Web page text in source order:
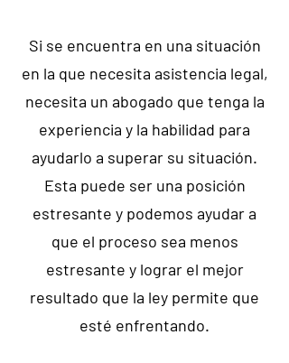
Si se encuentra en una situación
en la que necesita asistencia legal,
necesita un abogado que tenga la
experiencia y la habilidad para
ayudarlo a superar su situación.
Esta puede ser una posición
estresante y podemos ayudar a
que el proceso sea menos
estresante y lograr el mejor
resultado que la ley permite que
esté enfrentando.